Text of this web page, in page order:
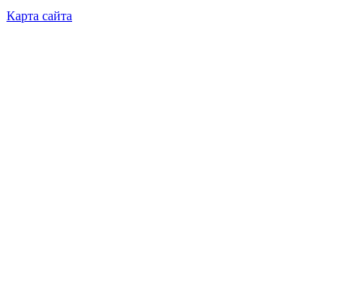
Карта сайта